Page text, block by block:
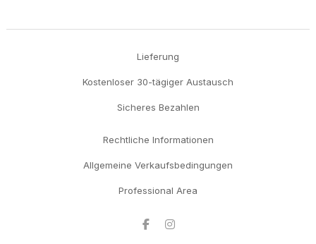
Lieferung
Kostenloser 30-tägiger Austausch
Sicheres Bezahlen
Rechtliche Informationen
Allgemeine Verkaufsbedingungen
Professional Area
Facebook